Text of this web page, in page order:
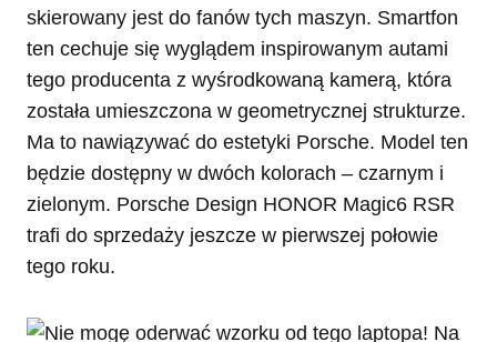
skierowany jest do fanów tych maszyn. Smartfon
ten cechuje się wyglądem inspirowanym autami
tego producenta z wyśrodkowaną kamerą, która
została umieszczona w geometrycznej strukturze.
Ma to nawiązywać do estetyki Porsche. Model ten
będzie dostępny w dwóch kolorach – czarnym i
zielonym. Porsche Design HONOR Magic6 RSR
trafi do sprzedaży jeszcze w pierwszej połowie
tego roku.